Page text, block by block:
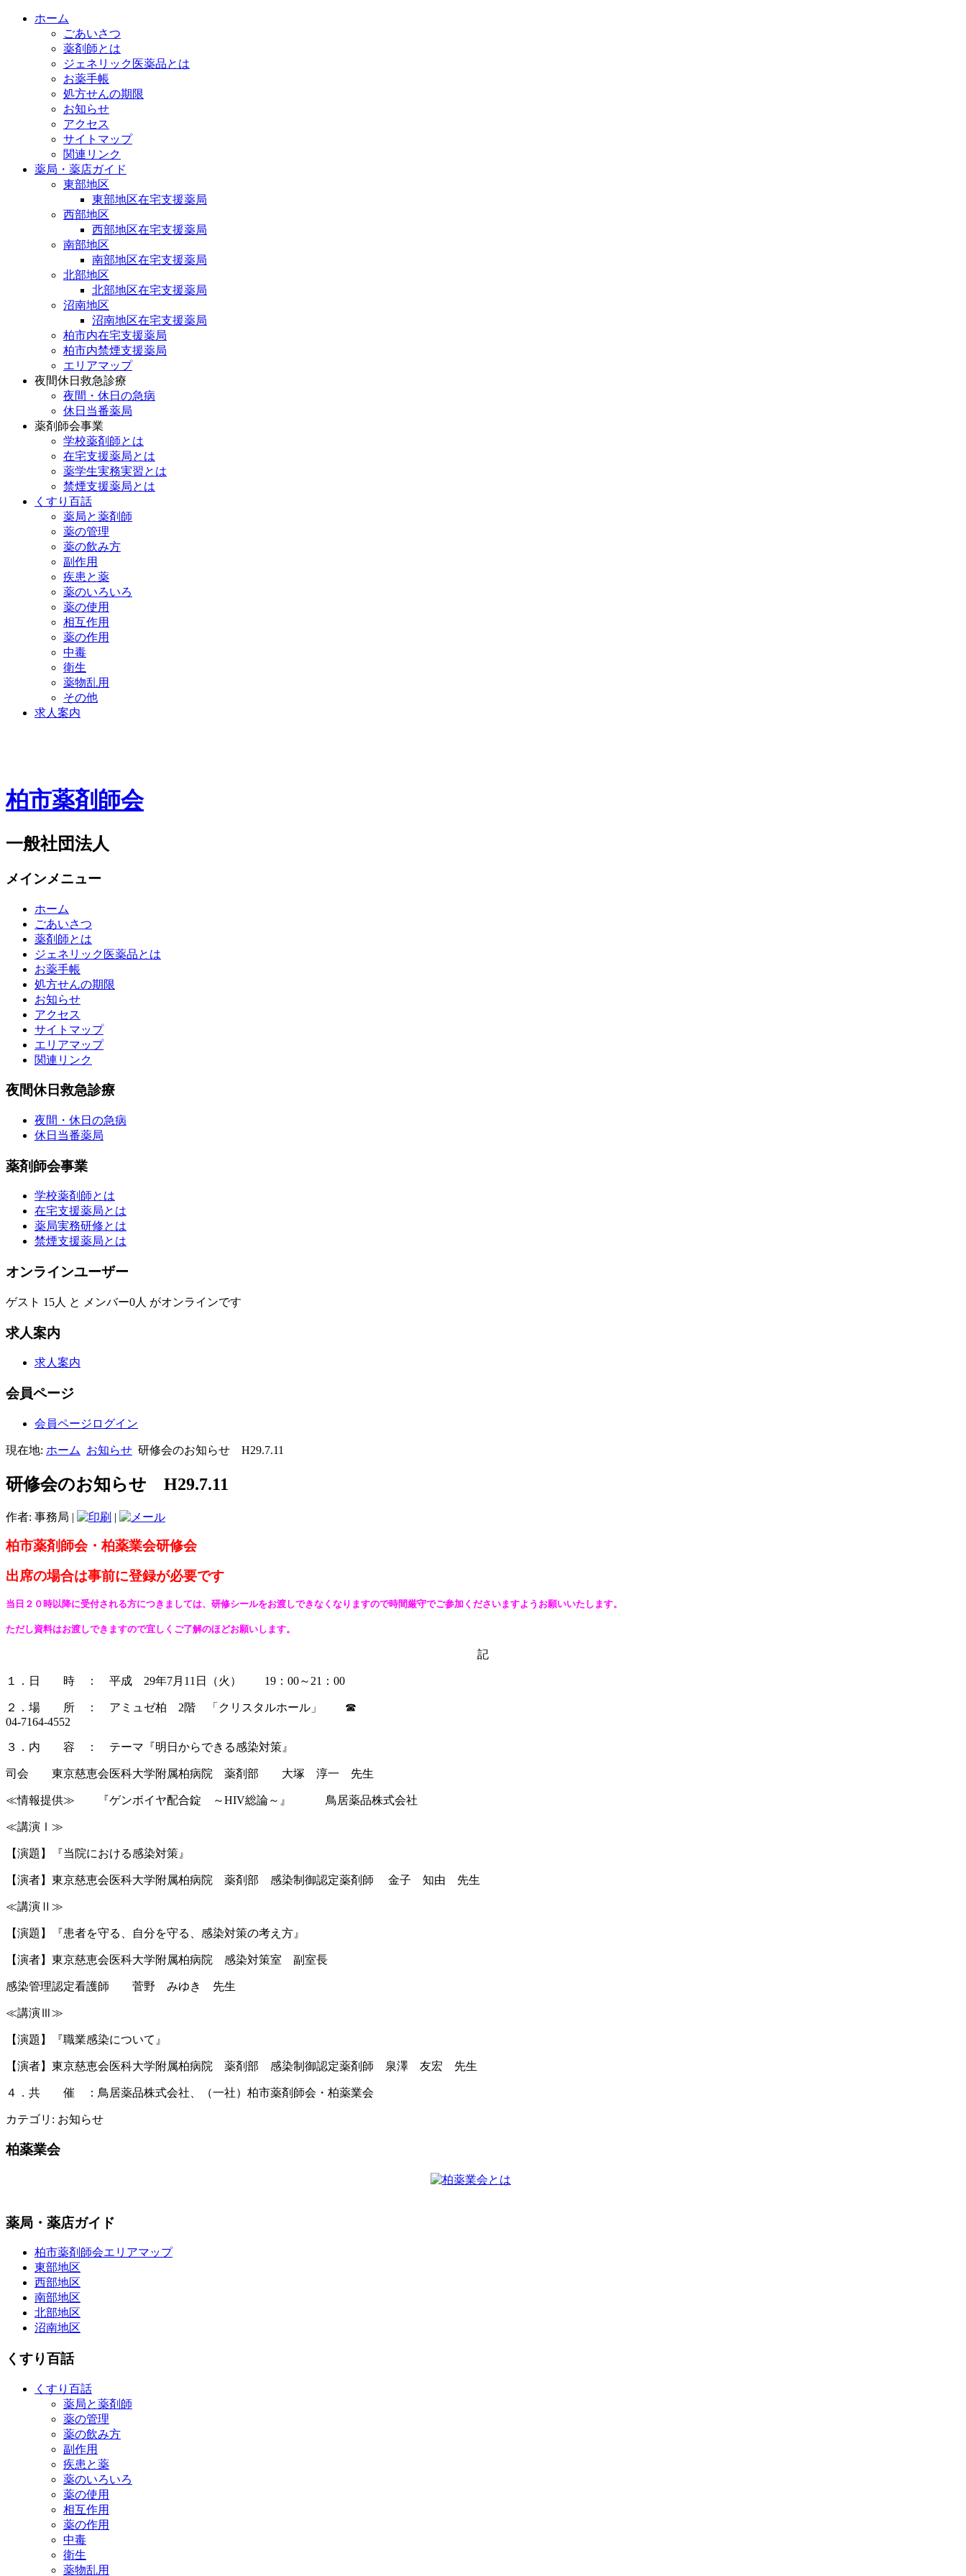
ホーム
ごあいさつ
薬剤師とは
ジェネリック医薬品とは
お薬手帳
処方せんの期限
お知らせ
アクセス
サイトマップ
関連リンク
薬局・薬店ガイド
東部地区
東部地区在宅支援薬局
西部地区
西部地区在宅支援薬局
南部地区
南部地区在宅支援薬局
北部地区
北部地区在宅支援薬局
沼南地区
沼南地区在宅支援薬局
柏市内在宅支援薬局
柏市内禁煙支援薬局
エリアマップ
夜間休日救急診療
夜間・休日の急病
休日当番薬局
薬剤師会事業
学校薬剤師とは
在宅支援薬局とは
薬学生実務実習とは
禁煙支援薬局とは
くすり百話
薬局と薬剤師
薬の管理
薬の飲み方
副作用
疾患と薬
薬のいろいろ
薬の使用
相互作用
薬の作用
中毒
衛生
薬物乱用
その他
求人案内
柏市薬剤師会
一般社団法人
メインメニュー
ホーム
ごあいさつ
薬剤師とは
ジェネリック医薬品とは
お薬手帳
処方せんの期限
お知らせ
アクセス
サイトマップ
エリアマップ
関連リンク
夜間休日救急診療
夜間・休日の急病
休日当番薬局
薬剤師会事業
学校薬剤師とは
在宅支援薬局とは
薬局実務研修とは
禁煙支援薬局とは
オンラインユーザー
ゲスト 15人 と メンバー0人 がオンラインです
求人案内
求人案内
会員ページ
会員ページログイン
現在地: ホーム お知らせ 研修会のお知らせ H29.7.11
研修会のお知らせ H29.7.11
作者: 事務局 | |
柏市薬剤師会・柏薬業会研修会
出席の場合は事前に登録が必要です
当日２０時以降に受付される方につきましては、研修シールをお渡しできなくなりますので時間厳守でご参加くださいますようお願いいたします。
ただし資料はお渡しできますので宜しくご了解のほどお願いします。
記
１．日 時 ： 平成 29年7月11日（火） 19：00～21：00
２．場 所 ： アミュゼ柏 2階 「クリスタルホール」 ☎
04‐7164‐4552
３．内 容 ： テーマ『明日からできる感染対策』
司会 東京慈恵会医科大学附属柏病院 薬剤部 大塚 淳一 先生
≪情報提供≫ 『ゲンボイヤ配合錠 ～HIV総論～』 鳥居薬品株式会社
≪講演Ⅰ≫
【演題】『当院における感染対策』
【演者】東京慈恵会医科大学附属柏病院 薬剤部 感染制御認定薬剤師 金子 知由 先生
≪講演Ⅱ≫
【演題】『患者を守る、自分を守る、感染対策の考え方』
【演者】東京慈恵会医科大学附属柏病院 感染対策室 副室長
感染管理認定看護師 菅野 みゆき 先生
≪講演Ⅲ≫
【演題】『職業感染について』
【演者】東京慈恵会医科大学附属柏病院 薬剤部 感染制御認定薬剤師 泉澤 友宏 先生
４．共 催 ：鳥居薬品株式会社、（一社）柏市薬剤師会・柏薬業会
カテゴリ: お知らせ
柏薬業会
薬局・薬店ガイド
柏市薬剤師会エリアマップ
東部地区
西部地区
南部地区
北部地区
沼南地区
くすり百話
くすり百話
薬局と薬剤師
薬の管理
薬の飲み方
副作用
疾患と薬
薬のいろいろ
薬の使用
相互作用
薬の作用
中毒
衛生
薬物乱用